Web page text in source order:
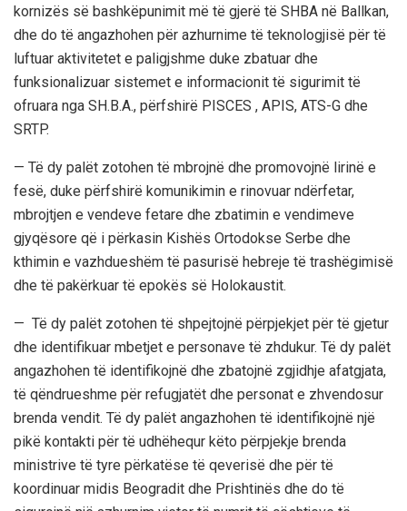
kornizës së bashkëpunimit më të gjerë të SHBA në Ballkan,
dhe do të angazhohen për azhurnime të teknologjisë për të
luftuar aktivitetet e paligjshme duke zbatuar dhe
funksionalizuar sistemet e informacionit të sigurimit të
ofruara nga SH.B.A., përfshirë PISCES , APIS, ATS-G dhe
SRTP.
— Të dy palët zotohen të mbrojnë dhe promovojnë lirinë e
fesë, duke përfshirë komunikimin e rinovuar ndërfetar,
mbrojtjen e vendeve fetare dhe zbatimin e vendimeve
gjyqësore që i përkasin Kishës Ortodokse Serbe dhe
kthimin e vazhdueshëm të pasurisë hebreje të trashëgimisë
dhe të pakërkuar të epokës së Holokaustit.
— Të dy palët zotohen të shpejtojnë përpjekjet për të gjetur
dhe identifikuar mbetjet e personave të zhdukur. Të dy palët
angazhohen të identifikojnë dhe zbatojnë zgjidhje afatgjata,
të qëndrueshme për refugjatët dhe personat e zhvendosur
brenda vendit. Të dy palët angazhohen të identifikojnë një
pikë kontakti për të udhëhequr këto përpjekje brenda
ministrive të tyre përkatëse të qeverisë dhe për të
koordinuar midis Beogradit dhe Prishtinës dhe do të